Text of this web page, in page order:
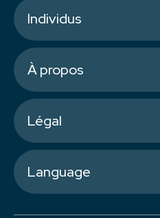
Individus
À propos
Légal
Language